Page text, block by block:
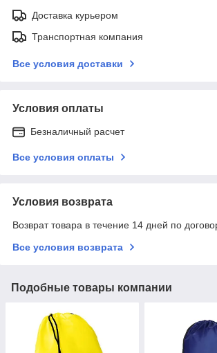
Доставка курьером
Транспортная компания
Все условия доставки
Условия оплаты
Безналичный расчет
Все условия оплаты
Условия возврата
Возврат товара в течение 14 дней по
Все условия возврата
Подобные товары компании